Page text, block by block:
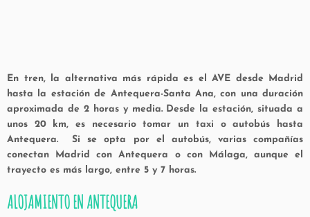
En tren, la alternativa más rápida es el AVE desde Madrid
hasta la estación de Antequera-Santa Ana, con una duración
aproximada de 2 horas y media. Desde la estación, situada a
unos 20 km, es necesario tomar un taxi o autobús hasta
Antequera. Si se opta por el autobús, varias compañías
conectan Madrid con Antequera o con Málaga, aunque el
trayecto es más largo, entre 5 y 7 horas.
ALOJAMIENTO EN ANTEQUERA